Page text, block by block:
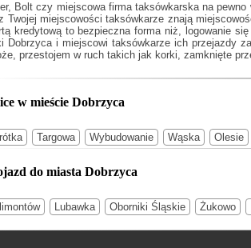
Bolt czy miejscowa firma taksówkarska na
Twojej miejscowości taksówkarze znają
kredytową to bezpieczna forma niż, logowanie
Dobrzycai miejscowi taksówkarze ich przejazdy
przestojem w ruch takich jak korki, zamknięte
w mieście Dobrzyca
Targowa Wybudowanie Wąska Olesie
do miasta Dobrzyca
Lubawka Oborniki Śląskie Żukowo